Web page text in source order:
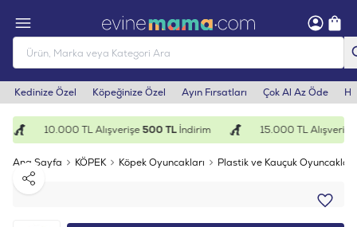
Kedinize Özel Köpeğinize Özel Ayın Fırsatları Çok Al Az Öde
10.000 TL Alışverişe500 TLİndirim 15.000 TL Alışverişe
Ana Sayfa KÖPEK Köpek Oyuncakları
Plastik ve Kauçuk Oyuncaklar
Paylaş